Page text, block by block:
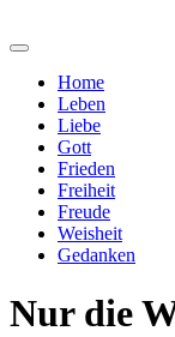
Home
Leben
Liebe
Gott
Frieden
Freiheit
Freude
Weisheit
Gedanken
Nur die